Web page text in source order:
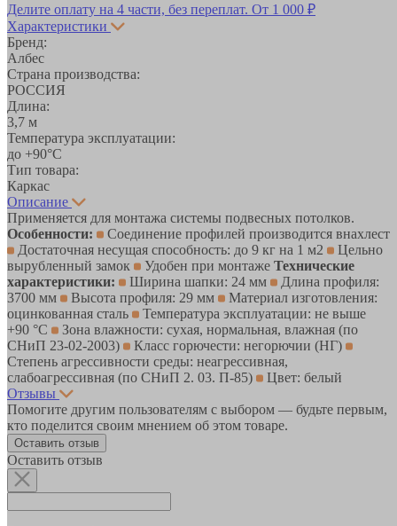
Делите оплату на 4 части, без переплат. От 1 000 ₽
Характеристики
Бренд:
Албес
Страна производства:
РОССИЯ
Длина:
3,7 м
Температура эксплуатации:
до +90°С
Тип товара:
Каркас
Описание
Применяется для монтажа системы подвесных потолков.
Особенности:
Соединение профилей производится внахлест
Достаточная несущая способность: до 9 кг на 1 м2
Цельно
вырубленный замок
Удобен при монтаже Технические
характеристики:
Ширина шапки: 24 мм
Длина профиля:
3700 мм
Высота профиля: 29 мм
Материал изготовления:
оцинкованная сталь
Температура эксплуатации: не выше
+90 °C
Зона влажности: сухая, нормальная, влажная (по
СНиП 23-02-2003)
Класс горючести: негорючии (НГ)
Степень агрессивности среды: неагрессивная,
слабоагрессивная (по СНиП 2. 03. П-85)
Цвет: белый
Отзывы
Помогите другим пользователям с выбором — будьте первым,
кто поделится своим мнением об этом товаре.
Оставить отзыв
Оставить отзыв